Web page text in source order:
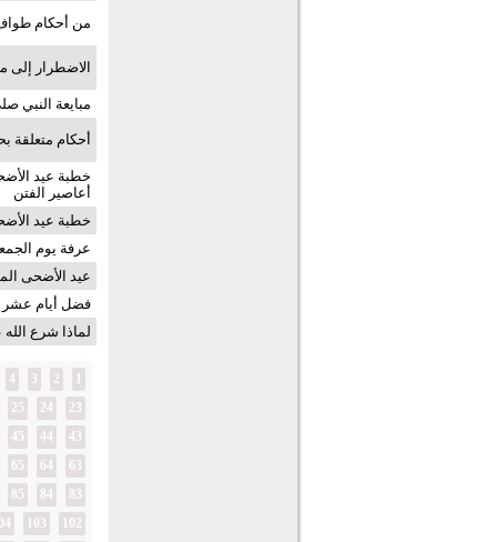
من أحكام
الاضطرار
مبايعة النبي
أحكام متعلقة
أعاصير الفتن
خطبة عيد الأضحى
عرفة يوم
عيد الأضحى
فضل أيام عشر
لماذا شرع
2
3
4
23
24
25
43
44
45
63
64
65
83
84
85
102
103